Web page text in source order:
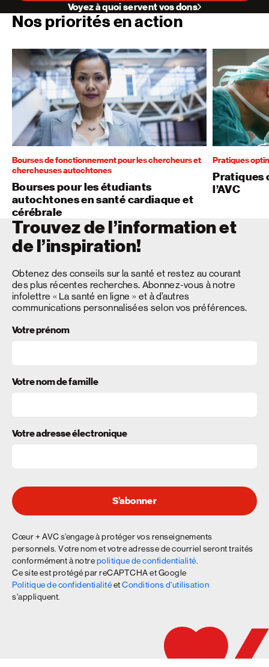
Voyez à quoi servent vos dons
Nos priorités en action
Bourses de fonctionnement pour les chercheurs et
chercheuses autochtones
Bourses pour les étudiants
autochtones en santé cardiaque et
cérébrale
Pratiques
Pratiques
l’AVC
Trouvez de l’information et
de l’inspiration!
Obtenez des conseils sur la santé et restez au courant
des plus récentes recherches. Abonnez-vous à notre
infolettre « La santé en ligne » et à d’autres
communications personnalisées selon vos préférences.
Votre prénom
Votre nom de famille
Votre adresse électronique
S’abonner
Cœur + AVC s’engage à protéger vos renseignements
personnels. Votre nom et votre adresse de courriel seront traités
conformément à notrepolitique de confidentialité
Ce site est protégé par reCAPTCHA et Google
Politique de confidentialitéetConditions d'utilisation
s'appliquent.